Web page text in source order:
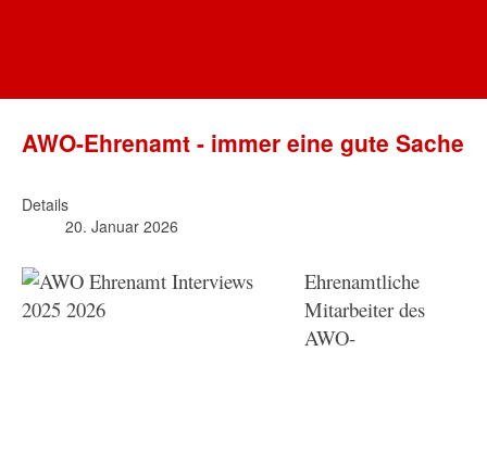
AWO-Ehrenamt - immer eine gute Sache
Details
20. Januar 2026
Ehrenamtliche
Mitarbeiter des
AWO-